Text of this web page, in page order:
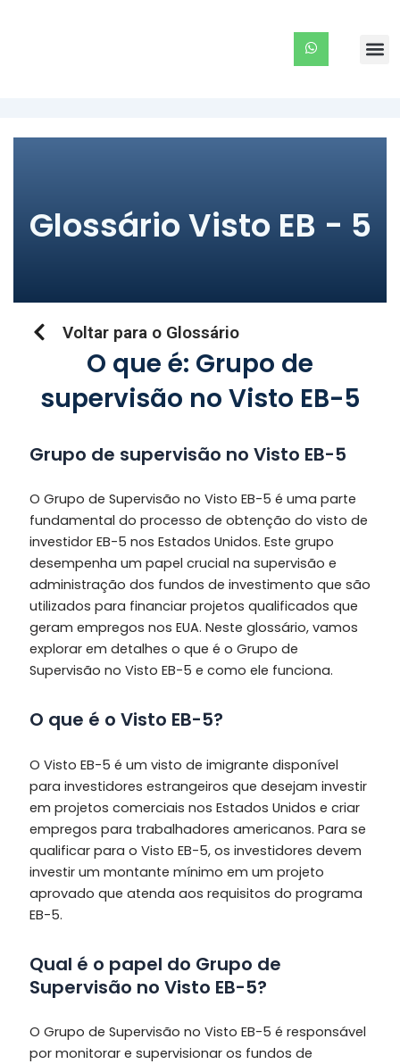
Glossário Visto EB - 5
Voltar para o Glossário
O que é: Grupo de
supervisão no Visto EB-5
Grupo de supervisão no Visto EB-5
O Grupo de Supervisão no Visto EB-5 é uma parte
fundamental do processo de obtenção do visto de
investidor EB-5 nos Estados Unidos. Este grupo
desempenha um papel crucial na supervisão e
administração dos fundos de investimento que são
utilizados para financiar projetos qualificados que
geram empregos nos EUA. Neste glossário, vamos
explorar em detalhes o que é o Grupo de
Supervisão no Visto EB-5 e como ele funciona.
O que é o Visto EB-5?
O Visto EB-5 é um visto de imigrante disponível
para investidores estrangeiros que desejam investir
em projetos comerciais nos Estados Unidos e criar
empregos para trabalhadores americanos. Para se
qualificar para o Visto EB-5, os investidores devem
investir um montante mínimo em um projeto
aprovado que atenda aos requisitos do programa
EB-5.
Qual é o papel do Grupo de
Supervisão no Visto EB-5?
O Grupo de Supervisão no Visto EB-5 é responsável
por monitorar e supervisionar os fundos de